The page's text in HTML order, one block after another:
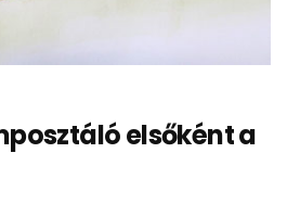
elsőként a